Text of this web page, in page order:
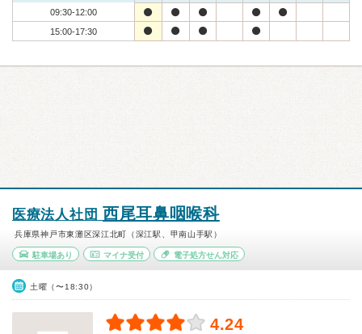
09:30-12:00
15:00-17:30
医療法人社団 西尾耳鼻咽喉科
兵庫県神戸市東灘区深江北町（深江駅、甲南山手駅）
駐車場あり マイナ受付 電子処方せん対応
土曜（〜18:30）
4.24